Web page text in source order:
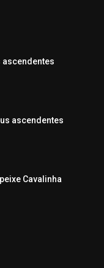
ascendentes
ascendentes
Cavalinha